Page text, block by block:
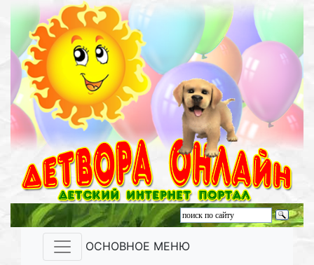
ОСНОВНОЕ МЕНЮ